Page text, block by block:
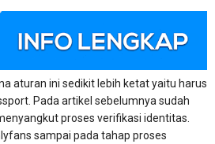
aturan ini sedikit lebih ketat yaitu harus
Pada artikel sebelumnya sudah
proses verifikasi identitas.
sampai pada tahap proses